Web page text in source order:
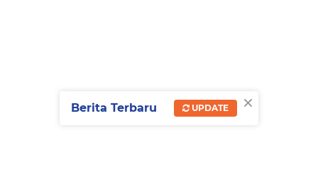
×
Berita Terbaru UPDATE